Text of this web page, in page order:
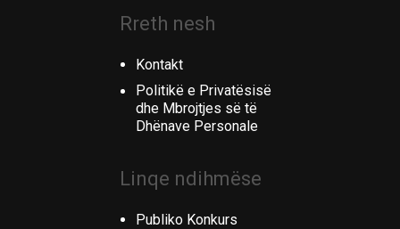
Rreth nesh
Kontakt
Politikë e Privatësisë
dhe Mbrojtjes së të
Dhënave Personale
Linqe ndihmëse
Publiko Konkurs